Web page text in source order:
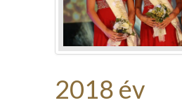
2018 év